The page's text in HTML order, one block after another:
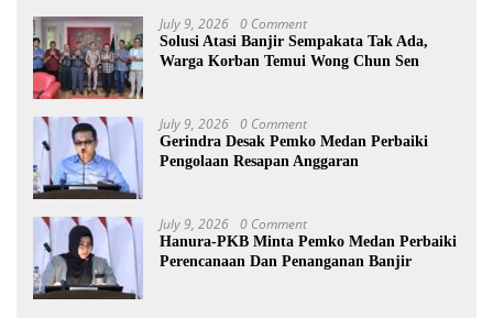
July 9, 2026 0 Comment
Solusi Atasi Banjir Sempakata Tak Ada,
Warga Korban Temui Wong Chun Sen
July 9, 2026 0 Comment
Gerindra Desak Pemko Medan Perbaiki
Pengolaan Resapan Anggaran
July 9, 2026 0 Comment
Hanura-PKB Minta Pemko Medan Perbaiki
Perencanaan Dan Penanganan Banjir